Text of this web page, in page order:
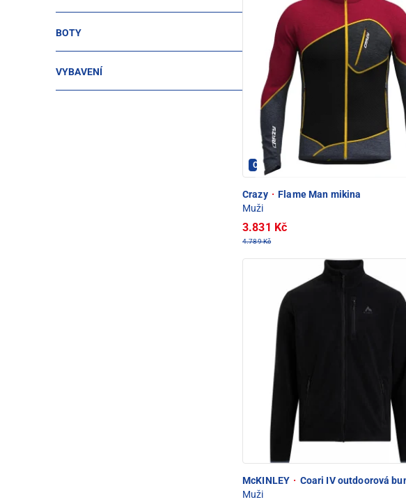
BOTY
VYBAVENÍ
Crazy - PEC POD SNĚŽKOU
Crazy · Flame Man mikina
Muži
3.831 Kč
4.789 Kč
McKINLEY · Coari IV outdoorová
Muži